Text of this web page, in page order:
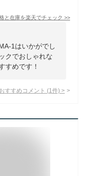
と在庫を楽天でチェック >>
はいかがでし
クでおしゃれな
すめです！
すすめコメント (1 件) >